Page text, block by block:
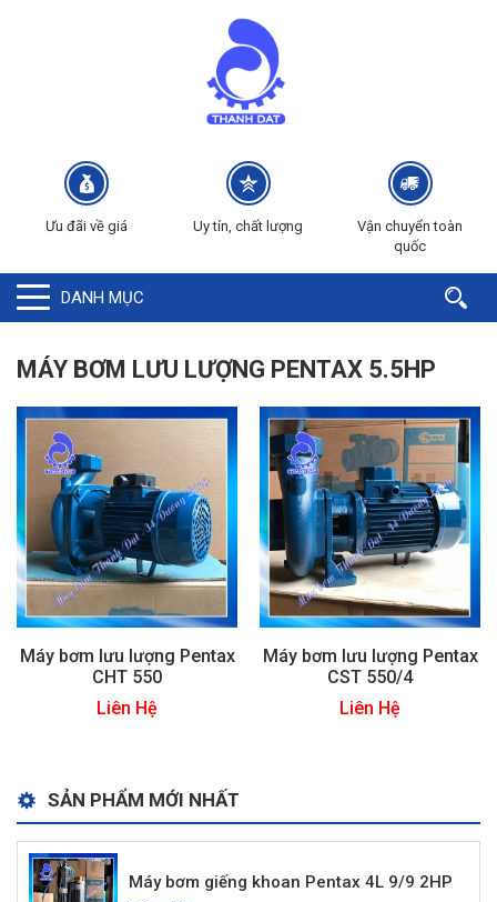
Ưu đãi về giá Uy tín, chất lượng
Vận chuyển toàn
quốc
DANH MỤC
MÁY BƠM LƯU LƯỢNG PENTAX 5.5HP
Máy bơm lưu lượng Pentax
CHT 550
Liên Hệ
Máy bơm lưu lượng Pentax
CST 550/4
Liên Hệ
SẢN PHẨM MỚI NHẤT
Máy bơm giếng khoan Pentax 4L 9/9 2HP